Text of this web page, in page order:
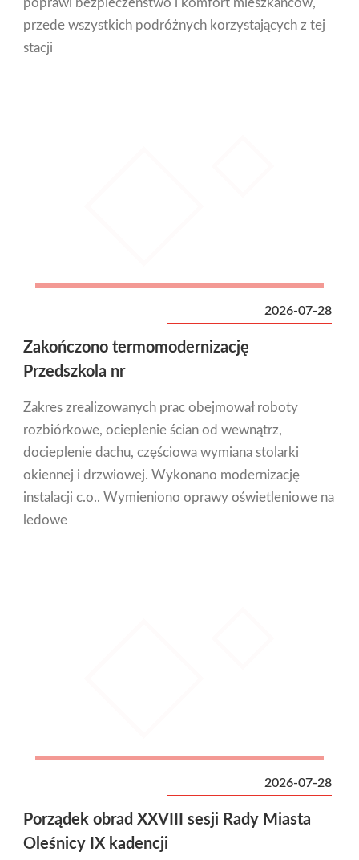
przede wszystkich podróżnych korzystających z tej
stacji
2026-07-28
Zakończono termomodernizację
Przedszkola nr
Zakres zrealizowanych prac obejmował roboty
rozbiórkowe, ocieplenie ścian od wewnątrz,
docieplenie dachu, częściowa wymiana stolarki
okiennej i drzwiowej. Wykonano modernizację
instalacji c.o.. Wymieniono oprawy oświetleniowe na
ledowe
2026-07-28
Porządek obrad XXVIII sesji Rady Miasta
Oleśnicy IX kadencji